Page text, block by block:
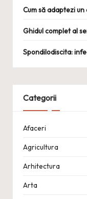
Cum să adaptezi
Ghidul complet al
Spondilodiscita:
Categorii
Afaceri
Agricultura
Arhitectura
Arta